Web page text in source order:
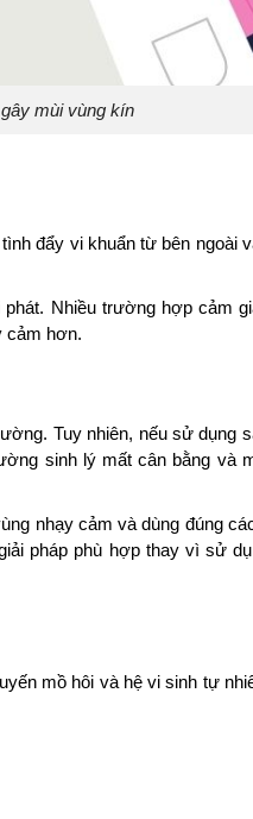
mùi vùng kín
đẩy vi khuẩn từ bên ngoài
Nhiều trường hợp cảm
cảm hơn.
Tuy nhiên, nếu sử dụng
sinh lý mất cân bằng và
nhạy cảm và dùng đúng
pháp phù hợp thay vì sử
mồ hôi và hệ vi sinh tự